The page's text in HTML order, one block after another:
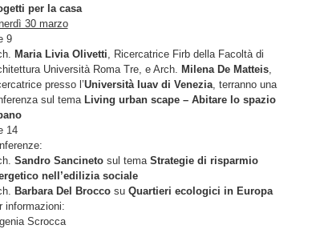
per la casa
30 marzo
9
Maria Livia Olivetti , Ricercatrice Firb della Facoltà di
Università Roma Tre, e Arch. Milena De Matteis,
presso l’Università Iuav di Venezia, terranno una
sul tema Living urban scape – Abitare lo spazio
14
Sandro Sancinetosul tema Strategie di risparmio
nell’edilizia sociale
Barbara Del Broccosu Quartieri ecologici in Europa
informazioni:
Scrocca